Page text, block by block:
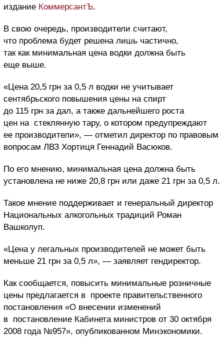
издание КоммерсантЪ.
В свою очередь, производители считают,
что проблема будет решена лишь частично,
так как минимальная цена водки должна быть
еще выше.
«Цена 20,5 грн за 0,5 л водки не учитывает
сентябрьского повышения цены на спирт
до 115 грн за дал, а также дальнейшего роста
цен на стеклянную тару, о котором предупреждают
ее производители», — отметил директор по правовым
вопросам ЛВЗ Хортиця Геннадий Васюков.
По его мнению, минимальная цена должна быть
установлена не ниже 20,8 грн или даже 21 грн за 0,5 л.
Такое мнение поддерживает и генеральный директор
Национальных алкогольных традиций Роман
Вашколуп.
«Цена у легальных производителей не может быть
меньше 21 грн за 0,5 л», — заявляет гендиректор.
Как сообщается, повысить минимальные розничные
цены предлагается в проекте правительственного
постановления «О внесении изменений
в постановление Кабинета министров от 30 октября
2008 года №957», опубликованном Минэкономики.